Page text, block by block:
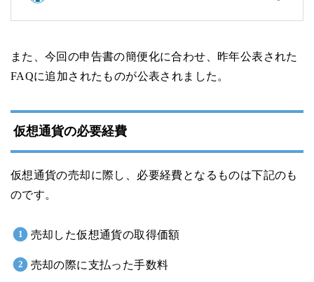
また、今回の申告書の簡便化に合わせ、昨年公表された
FAQに追加されたものが公表されました。
仮想通貨の必要経費
仮想通貨の売却に際し、必要経費となるものは下記のも
のです。
売却した仮想通貨の取得価額
売却の際に支払った手数料